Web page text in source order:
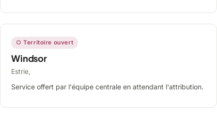
○ Territoire ouvert
Windsor
Estrie,
Service offert par l'équipe centrale en attendant l'attribution.